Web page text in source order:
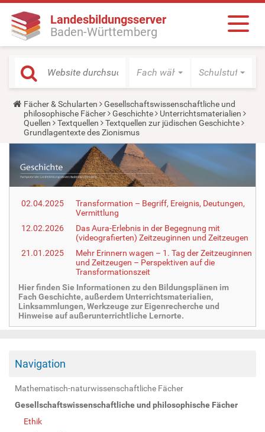
Landesbildungsserver
Baden-Württemberg
Fach wählen Schulstufe
Y
o
u
a
r
e
r
e
Fächer & Schularten
Gesellschaftswissenschaftliche und
philosophische Fächer
Geschichte
Unterrichtsmaterialien
Quellen
Textquellen
Textquellen zur jüdischen Geschichte
Grundlagentexte des Zionismus
02.04.2025
Transformation – Begriff, Ereignis, Deutungen,
Vermittlung
12.02.2026
Das Aura-Erlebnis in der Begegnung mit
(videografierten) Zeitzeuginnen und Zeitzeugen
21.01.2025
Mehr Erinnern wagen – 1. Tag der Zeitzeuginnen
und Zeitzeugen – Perspektiven auf die
Transformationszeit
Hier finden Sie Informationen zu den Bildungsplänen im
Fach Geschichte, außerdem Unterrichtsmaterialien,
Linksammlungen, Werkzeuge zur Eigenrecherche und
Hinweise auf außerunterrichtliche Lernorte.
Navigation
Mathematisch-naturwissenschaftliche Fächer
Gesellschaftswissenschaftliche und philosophische Fächer
Ethik